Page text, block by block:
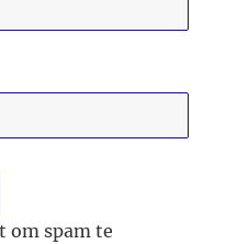
om spam te